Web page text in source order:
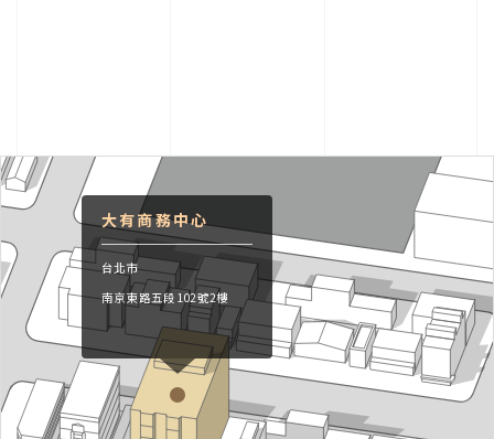
大有商務中心
台北市
南京東路五段102號2樓